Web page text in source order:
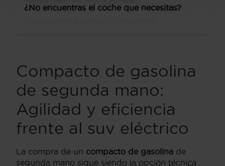
¿No encuentras el coche que necesitas?
Compacto de gasolina
de segunda mano:
Agilidad y eficiencia
frente al suv eléctrico
La compra de un compacto de gasolina de
segunda mano sigue siendo la opción técnica